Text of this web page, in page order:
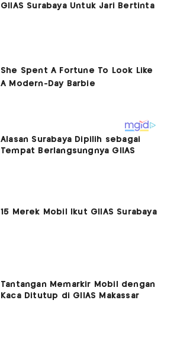
GIIAS Surabaya Untuk Jari Bertinta
Alasan Surabaya Dipilih sebagai
Tempat Berlangsungnya GIIAS
15 Merek Mobil Ikut GIIAS Surabaya
Tantangan Memarkir Mobil dengan
Kaca Ditutup di GIIAS Makassar